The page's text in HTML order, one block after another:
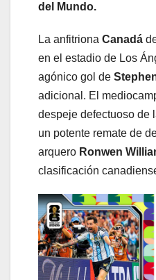
del Mundo.
La anfitriona Canadá
en el estadio de Los
agónico gol de
adicional. El
despeje defectuoso de
un potente remate de
arquero Ronwen
clasificación